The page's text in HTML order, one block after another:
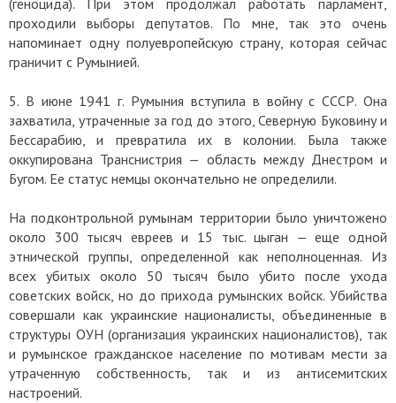
(геноцида). При этом продолжал работать парламент,
проходили выборы депутатов. По мне, так это очень
напоминает одну полуевропейскую страну, которая сейчас
граничит с Румынией.
5. В июне 1941 г. Румыния вступила в войну с СССР. Она
захватила, утраченные за год до этого, Северную Буковину и
Бессарабию, и превратила их в колонии. Была также
оккупирована Транснистрия — область между Днестром и
Бугом. Ее статус немцы окончательно не определили.
На подконтрольной румынам территории было уничтожено
около 300 тысяч евреев и 15 тыс. цыган — еще одной
этнической группы, определенной как неполноценная. Из
всех убитых около 50 тысяч было убито после ухода
советских войск, но до прихода румынских войск. Убийства
совершали как украинские националисты, объединенные в
структуры ОУН (организация украинских националистов), так
и румынское гражданское население по мотивам мести за
утраченную собственность, так и из антисемитских
настроений.